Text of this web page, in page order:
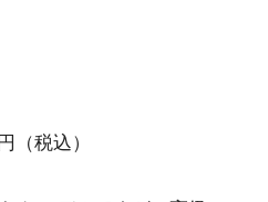
（税込）